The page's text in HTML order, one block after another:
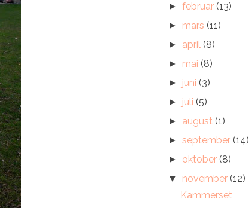
►februar (13)
► mars (11)
► april (8)
► mai (8)
► juni (3)
► juli (5)
► august (1)
►september (14)
► oktober (8)
▼ november (12)
Kammerset